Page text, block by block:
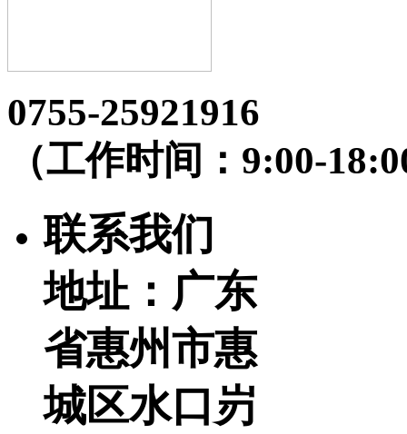
0755-25921916
（工作时间：9:00-
联系我们
地址：广东
省惠州市惠
城区水口岃